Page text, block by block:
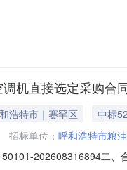
机直接选定采购合
浩特市｜赛罕区
中标
招标单位： 呼和浩特市粮
202608316894二